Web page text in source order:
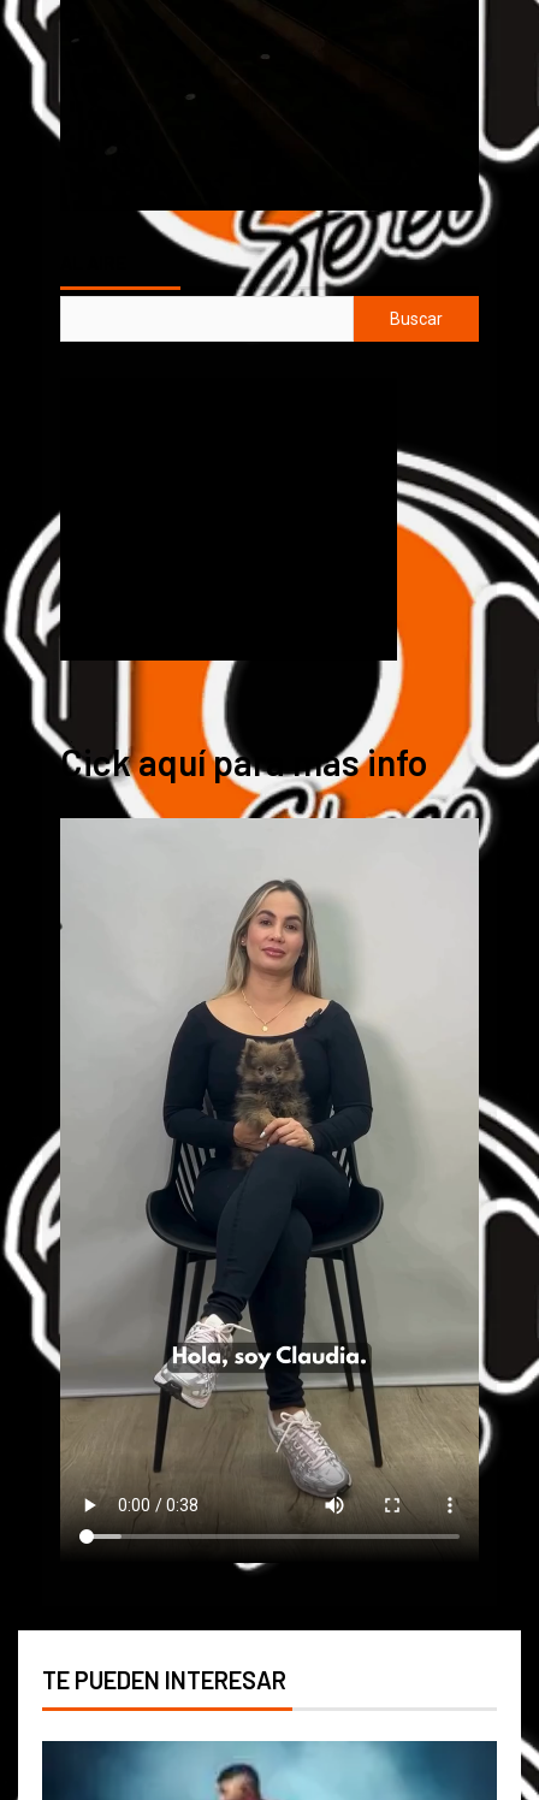
Buscar
Cick aquí para mas info
TE PUEDEN INTERESAR